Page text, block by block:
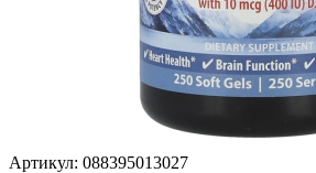
Артикул: 088395013027